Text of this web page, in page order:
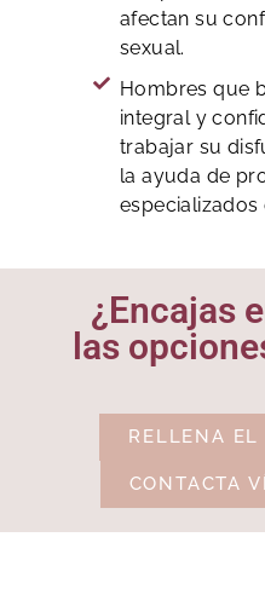
afectan su
sexual.
Hombres que
integral y
trabajar su
la ayuda de
especializados
¿Encajas
las
RELLENA EL
CONTACTA